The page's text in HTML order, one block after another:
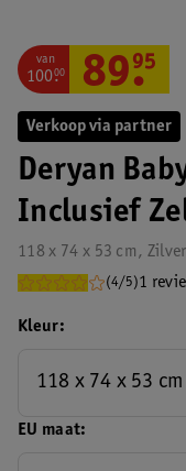
Verkoop via partner
Deryan
Inclusief
118 x 74 x 53 cm, Zilver
(4/5)1
van
100.
00 89.
95
EU maat
Kleur
118 x 74 x 53 cm